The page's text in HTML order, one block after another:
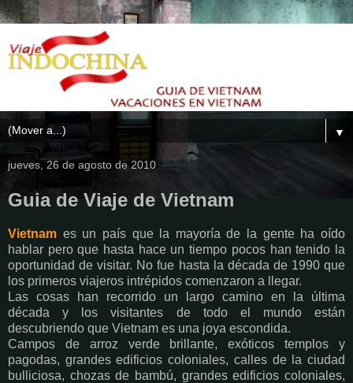
▼
jueves, 26 de agosto de 2010
Guia de Viaje de Vietnam
Vietnam es un país que la mayoría de la gente ha oído
hablar pero que hasta hace un tiempo pocos han tenido la
oportunidad de visitar. No fue hasta la década de 1990 que
los primeros viajeros intrépidos comenzaron a llegar.
Las cosas han recorrido un largo camino en la última
década y los visitantes de todo el mundo están
descubriendo que Vietnam es una joya escondida.
Campos de arroz verde brillante, exóticos templos y
pagodas, grandes edificios coloniales, calles de la ciudad
bulliciosa, chozas de bambú, grandes edificios coloniales,